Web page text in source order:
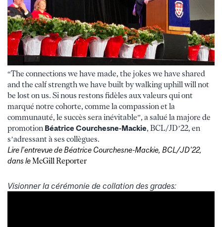
“The connections we have made, the jokes we have shared
and the calf strength we have built by walking uphill will not
be lost on us. Si nous restons fidèles aux valeurs qui ont
marqué notre cohorte, comme la compassion et la
communauté, le succès sera inévitable”, a salué la majore de
promotion Béatrice Courchesne-Mackie, BCL/JD’22, en
s’adressant à ses collègues.
Lire l’entrevue de Béatrice Courchesne-Mackie, BCL/JD’22,
dans leMcGill Reporter
Visionner la cérémonie de collation des grades: